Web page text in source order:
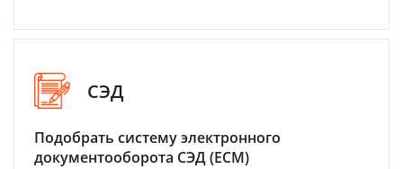
СЭД
Подобрать систему электронного
документооборота СЭД (ECM)